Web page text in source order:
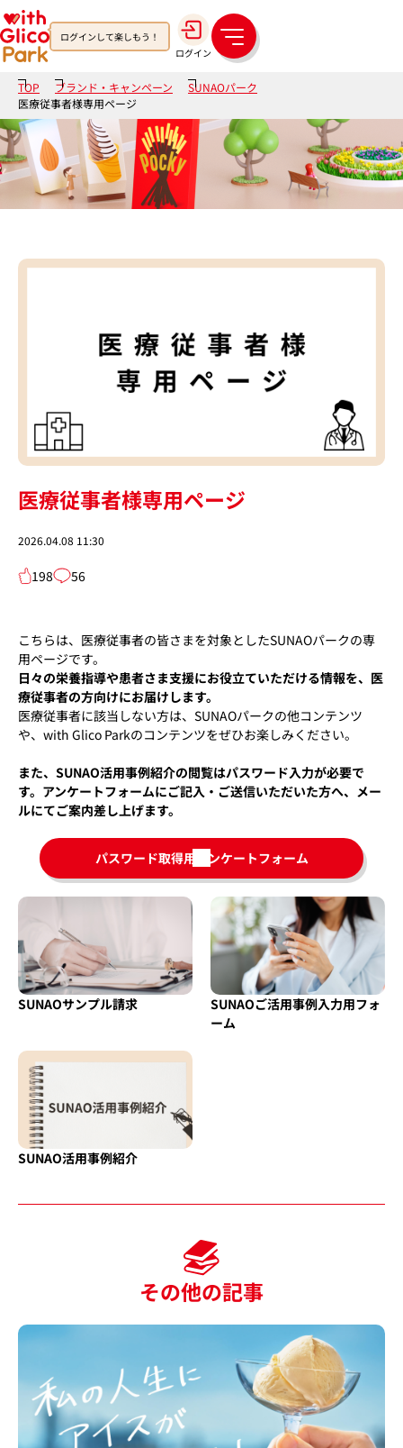
ログインして楽しもう！
ログイン
メ
ニ
ュ
TOP ブランド・キャンペーン
SUNAOパーク
医療従事者様専用ページ
医療従事者様専用ページ
2026.04.08 11:30
198 56
こちらは、医療従事者の皆さまを対象としたSUNAOパークの専
用ページです。
日々の栄養指導や患者さま支援にお役立ていただける情報を、医
療従事者の方向けにお届けします。
医療従事者に該当しない方は、SUNAOパークの他コンテンツ
や、with Glico Parkのコンテンツをぜひお楽しみください。
また、SUNAO活用事例紹介の閲覧はパスワード入力が必要で
す。アンケートフォームにご記入・ご送信いただいた方へ、メー
ルにてご案内差し上げます。
パスワード取得用アンケートフォーム
新
規
で
開
SUNAOサンプル請求
SUNAOご活用事例入力用フォ
ーム
SUNAO活用事例紹介
その他の記事